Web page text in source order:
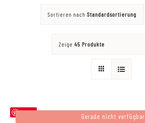
Sortieren nach Standardsortierung
Zeige 45 Produkte
Save
Gerade nicht verfügbar